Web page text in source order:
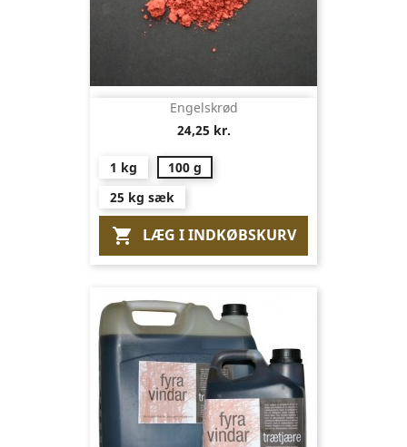
Engelskrød
24,25 kr.
1 kg
100 g
25 kg sæk
 LÆG I INDKØBSKURV